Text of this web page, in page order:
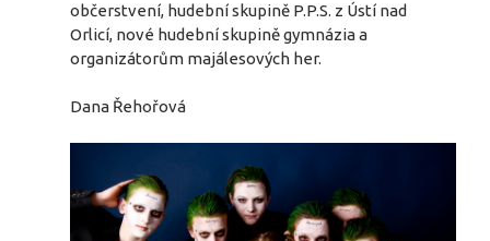
občerstvení, hudební skupině P.P.S. z Ústí nad
Orlicí, nové hudební skupině gymnázia a
organizátorům majálesových her.
Dana Řehořová